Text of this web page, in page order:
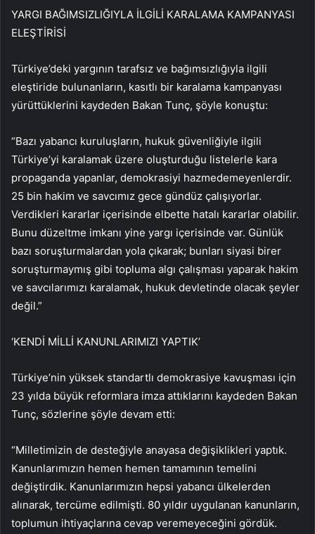
YARGI BAĞIMSIZLIĞIYLA İLGİLİ KARALAMA KAMPANYASI
ELEŞTİRİSİ
Türkiye’deki yargının tarafsız ve bağımsızlığıyla ilgili
eleştiride bulunanların, kasıtlı bir karalama kampanyası
yürüttüklerini kaydeden Bakan Tunç, şöyle konuştu:
“Bazı yabancı kuruluşların, hukuk güvenliğiyle ilgili
Türkiye’yi karalamak üzere oluşturduğu listelerle kara
propaganda yapanlar, demokrasiyi hazmedemeyenlerdir.
25 bin hakim ve savcımız gece gündüz çalışıyorlar.
Verdikleri kararlar içerisinde elbette hatalı kararlar olabilir.
Bunu düzeltme imkanı yine yargı içerisinde var. Günlük
bazı soruşturmalardan yola çıkarak; bunları siyasi birer
soruşturmaymış gibi topluma algı çalışması yaparak hakim
ve savcılarımızı karalamak, hukuk devletinde olacak şeyler
değil.”
‘KENDİ MİLLİ KANUNLARIMIZI YAPTIK’
Türkiye’nin yüksek standartlı demokrasiye kavuşması için
23 yılda büyük reformlara imza attıklarını kaydeden Bakan
Tunç, sözlerine şöyle devam etti:
“Milletimizin de desteğiyle anayasa değişiklikleri yaptık.
Kanunlarımızın hemen hemen tamamının temelini
değiştirdik. Kanunlarımızın hepsi yabancı ülkelerden
alınarak, tercüme edilmişti. 80 yıldır uygulanan kanunların,
toplumun ihtiyaçlarına cevap veremeyeceğini gördük.